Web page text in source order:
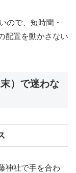
ので、短時間・
配置を動かさない
）で迷わな
神社で手を合わ